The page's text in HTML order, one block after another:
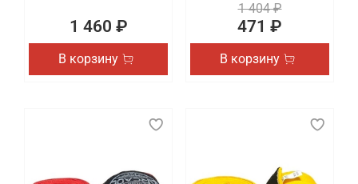
1 460 ₽
В корзину
1 404 ₽
471 ₽
В корзину